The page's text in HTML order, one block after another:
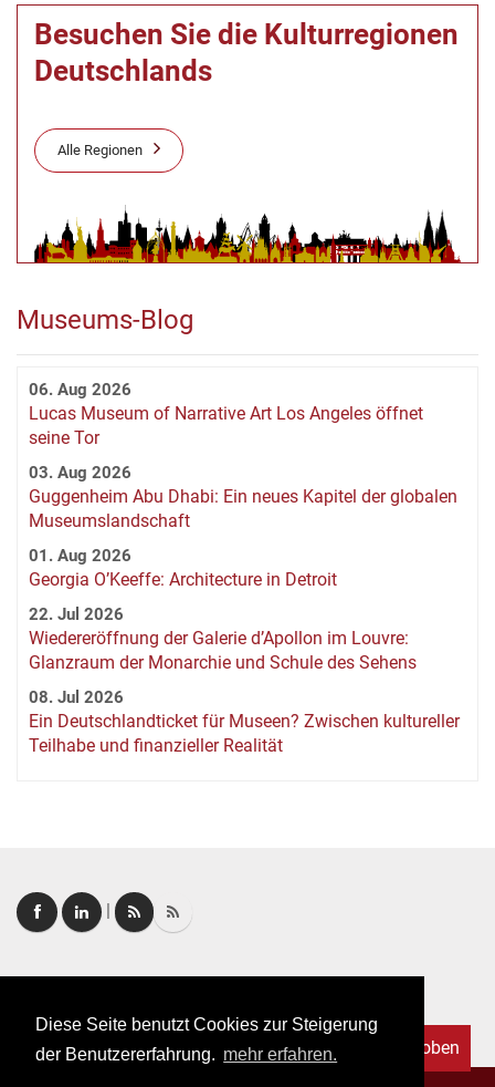
Diese Seite benutzt Cookies zur Steigerung
der Benutzererfahrung. mehr erfahren.
Besuchen Sie die Kulturregionen
Deutschlands
Alle Regionen
Museums-Blog
06. Aug 2026
Lucas Museum of Narrative Art Los Angeles öffnet
seine Tor
03. Aug 2026
Guggenheim Abu Dhabi: Ein neues Kapitel der globalen
Museumslandschaft
01. Aug 2026
Georgia O’Keeffe: Architecture in Detroit
22. Jul 2026
Wiedereröffnung der Galerie d’Apollon im Louvre:
Glanzraum der Monarchie und Schule des Sehens
08. Jul 2026
Ein Deutschlandticket für Museen? Zwischen kultureller
Teilhabe und finanzieller Realität
|
Nach oben